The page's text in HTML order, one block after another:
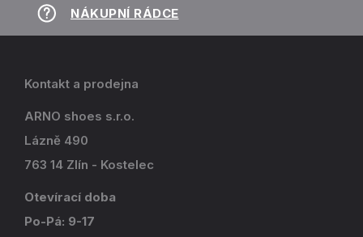
NÁKUPNÍ RÁDCE
Kontakt a prodejna
ARNO shoes s.r.o.
Lázně 490
763 14 Zlín - Kostelec
Otevírací doba
Po-Pá: 9-17